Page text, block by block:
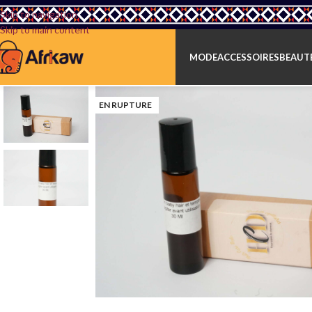
Skip to navigation
Skip to main content
MODEACCESSOIRES
EN RUPTURE